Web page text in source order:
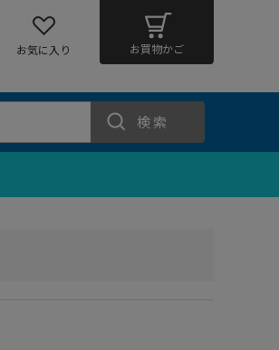
お気に入り お買物かご
検索